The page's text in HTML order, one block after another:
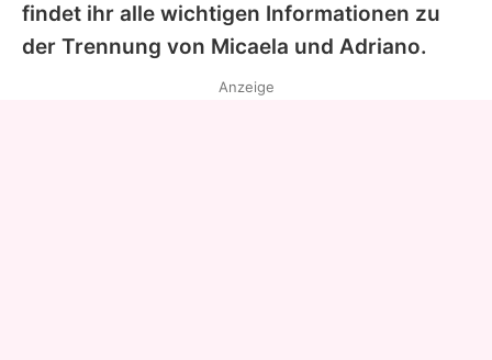
Datenschutzerklärung
Nutzungsbedingungen
findet ihr alle wichtigen Informationen zu
der Trennung von Micaela und Adriano.
Anzeige